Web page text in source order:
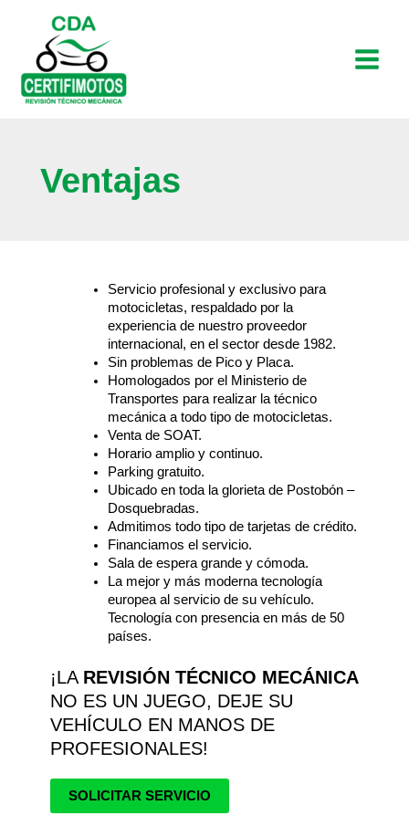
contenido
Menu
Ventajas
Servicio profesional y exclusivo para
motocicletas, respaldado por la
experiencia de nuestro proveedor
internacional, en el sector desde 1982.
Sin problemas de Pico y Placa.
Homologados por el Ministerio de
Transportes para realizar la técnico
mecánica a todo tipo de motocicletas.
Venta de SOAT.
Horario amplio y continuo.
Parking gratuito.
Ubicado en toda la glorieta de Postobón –
Dosquebradas.
Admitimos todo tipo de tarjetas de crédito.
Financiamos el servicio.
Sala de espera grande y cómoda.
La mejor y más moderna tecnología
europea al servicio de su vehículo.
Tecnología con presencia en más de 50
países.
¡LA REVISIÓN TÉCNICO MECÁNICA
NO ES UN JUEGO, DEJE SU
VEHÍCULO EN MANOS DE
PROFESIONALES!
SOLICITAR SERVICIO